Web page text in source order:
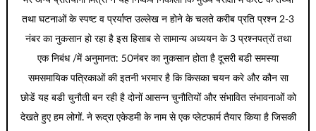
तथा घटनाओं के स्पष्ट व प्रर्याप्त उल्लेख न होने के चलते करीब प्रति प्रश्न 2-3
नंबर का नुकसान हो रहा है इस हिसाब से सामान्य अध्ययन के 3 प्रश्नपत्रों तथा
एक निबंध /में अनुमानत: 50नंबर का नुकसान होता है दूसरी बडी समस्या
समसमायिक पत्रिकाओं की इतनी भरमार है कि किसका चयन करे और कौन सा
छोडें यह बडी चुनौती बन रही है दोनों आसन्न चुनौतियों और संभावित संभावनाओं को
देखते हुए हम लोगों. ने रूद्रा एकेडमी के नाम से एक प्लेटफार्म तैयार किया है जिसकी